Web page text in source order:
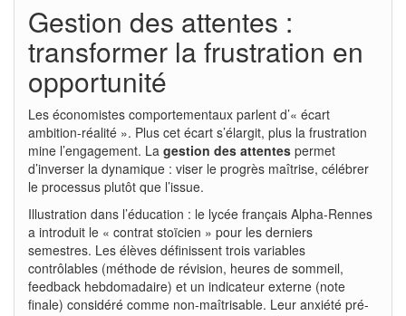
Gestion des attentes :
transformer la frustration en
opportunité
Les économistes comportementaux parlent d’« écart
ambition-réalité ». Plus cet écart s’élargit, plus la frustration
mine l’engagement. La gestion des attentes permet
d’inverser la dynamique : viser le progrès maîtrise, célébrer
le processus plutôt que l’issue.
Illustration dans l’éducation : le lycée français Alpha-Rennes
a introduit le « contrat stoïcien » pour les derniers
semestres. Les élèves définissent trois variables
contrôlables (méthode de révision, heures de sommeil,
feedback hebdomadaire) et un indicateur externe (note
finale) considéré comme non-maîtrisable. Leur anxiété pré-